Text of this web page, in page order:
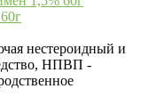
нестероидный и
НПВП -